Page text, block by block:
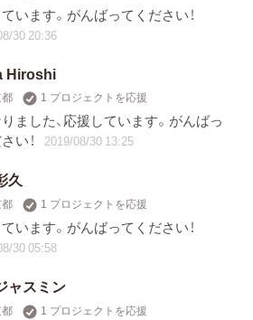
います。がんばってください！
30 20:36
Hiroshi
1 プロジェクトを応援
ました、応援しています。がんばっ
い！
2019/08/30 13:25
久
1 プロジェクトを応援
います。がんばってください！
30 05:58
ャスミン
1 プロジェクトを応援